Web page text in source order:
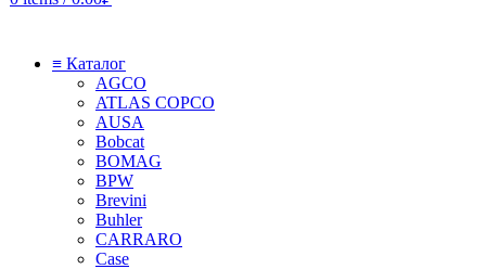
≡ Каталог
AGCO
ATLAS COPCO
AUSA
Bobcat
BOMAG
BPW
Brevini
Buhler
CARRARO
Case